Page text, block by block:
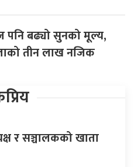
बढ्यो सुनको मूल्य,
तीन लाख नजिक
र सञ्चालकको खाता